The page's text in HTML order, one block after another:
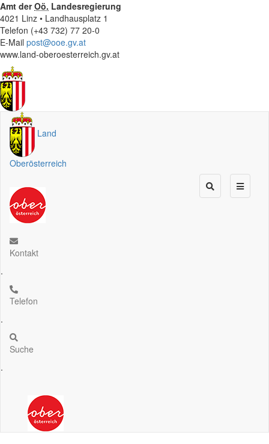
Amt derOö. Landesregierung
4021 Linz • Landhausplatz 1
Telefon (+43 732) 77 20-0
E-Mail post@ooe.gv.at
www.land-oberoesterreich.gv.at
Land
Oberösterreich
Kontakt
.
Telefon
.
Suche
.